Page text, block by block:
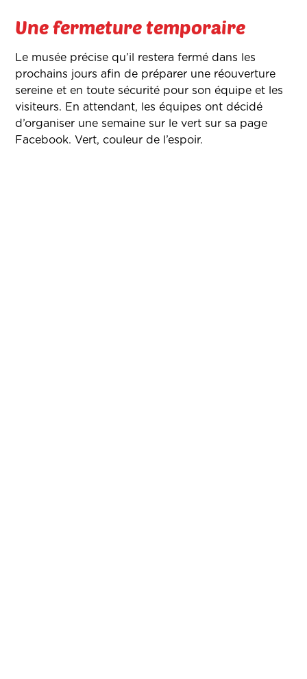
Une fermeture temporaire
Le musée précise qu’il restera fermé dans les
prochains jours afin de préparer une réouverture
sereine et en toute sécurité pour son équipe et les
visiteurs. En attendant, les équipes ont décidé
d’organiser une semaine sur le vert sur sa page
Facebook. Vert, couleur de l’espoir.